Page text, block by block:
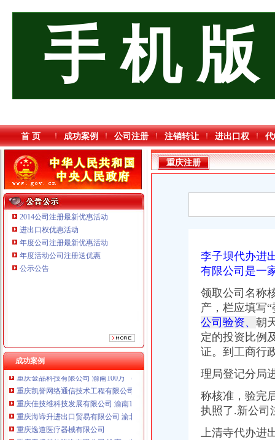
手 机 版
首 页 成功案例 公司注册 注销转让 进出口权
2014公司注册最新优惠活动
进出口权优惠活动
年度公司注册最新优惠活动
年度活动公司注册送优惠
公示公告
成功案例
重庆海谛升进出口贸易有限公司 渝北100万 （进出口权）
重庆欧氏科技发展有限公司 渝九50万 （进出口权）
重庆市明诚塑料制品有限责任公司 渝高100万 （进出口权）
重庆金品科技有限公司 渝南100万 （进出口权）
重庆凯誉网络通信技术工程有限公司 渝中300万 （工商变更）
重庆佳技维科技发展有限公司 渝南100万 （进出口权）
重庆海谛升进出口贸易有限公司 渝北100万 （进出口权）
重庆逸道医疗器械有限公司
重庆泰盛贷款咨询有限公司 渝高 （工商注册）
重庆注册
李子坝代办进
有限公司是一
领取公司名称
产，栏应填写
公司验资、 朝
定的投资比例
证。 到工商行
理局登记分局
称核准，验完
执照了.新公司
上清寺代办进